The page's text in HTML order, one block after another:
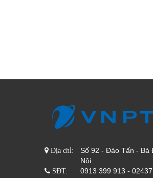
Địa chỉ:
Số 92 - Đào Tấn - Bà
Nội
SĐT: 0913 399 913 -